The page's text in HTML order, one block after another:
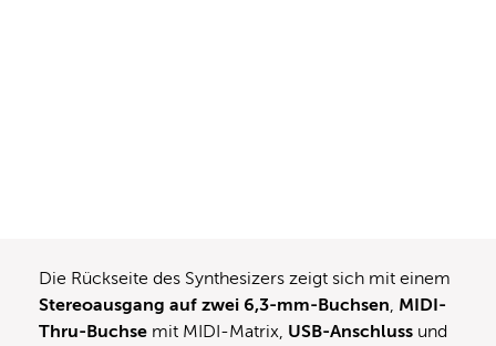
Die Rückseite des Synthesizers zeigt sich mit einem
Stereoausgang auf zwei 6,3-mm-Buchsen, MIDI-
Thru-Buchse mit MIDI-Matrix, USB-Anschluss und